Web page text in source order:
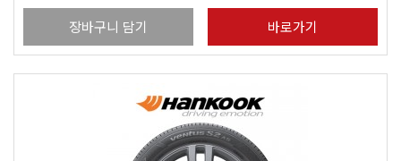
장바구니 담기 바로가기